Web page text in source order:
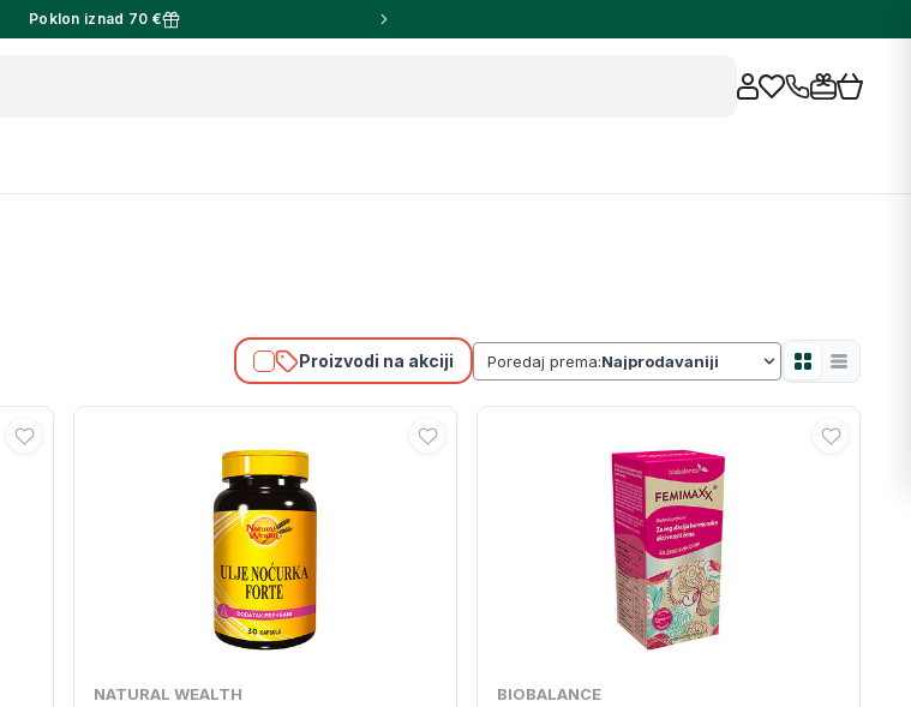
Poklon iznad 70 €
Proizvodi na akciji Poredaj prema:
NATURAL WEALTH BIOBALANCE